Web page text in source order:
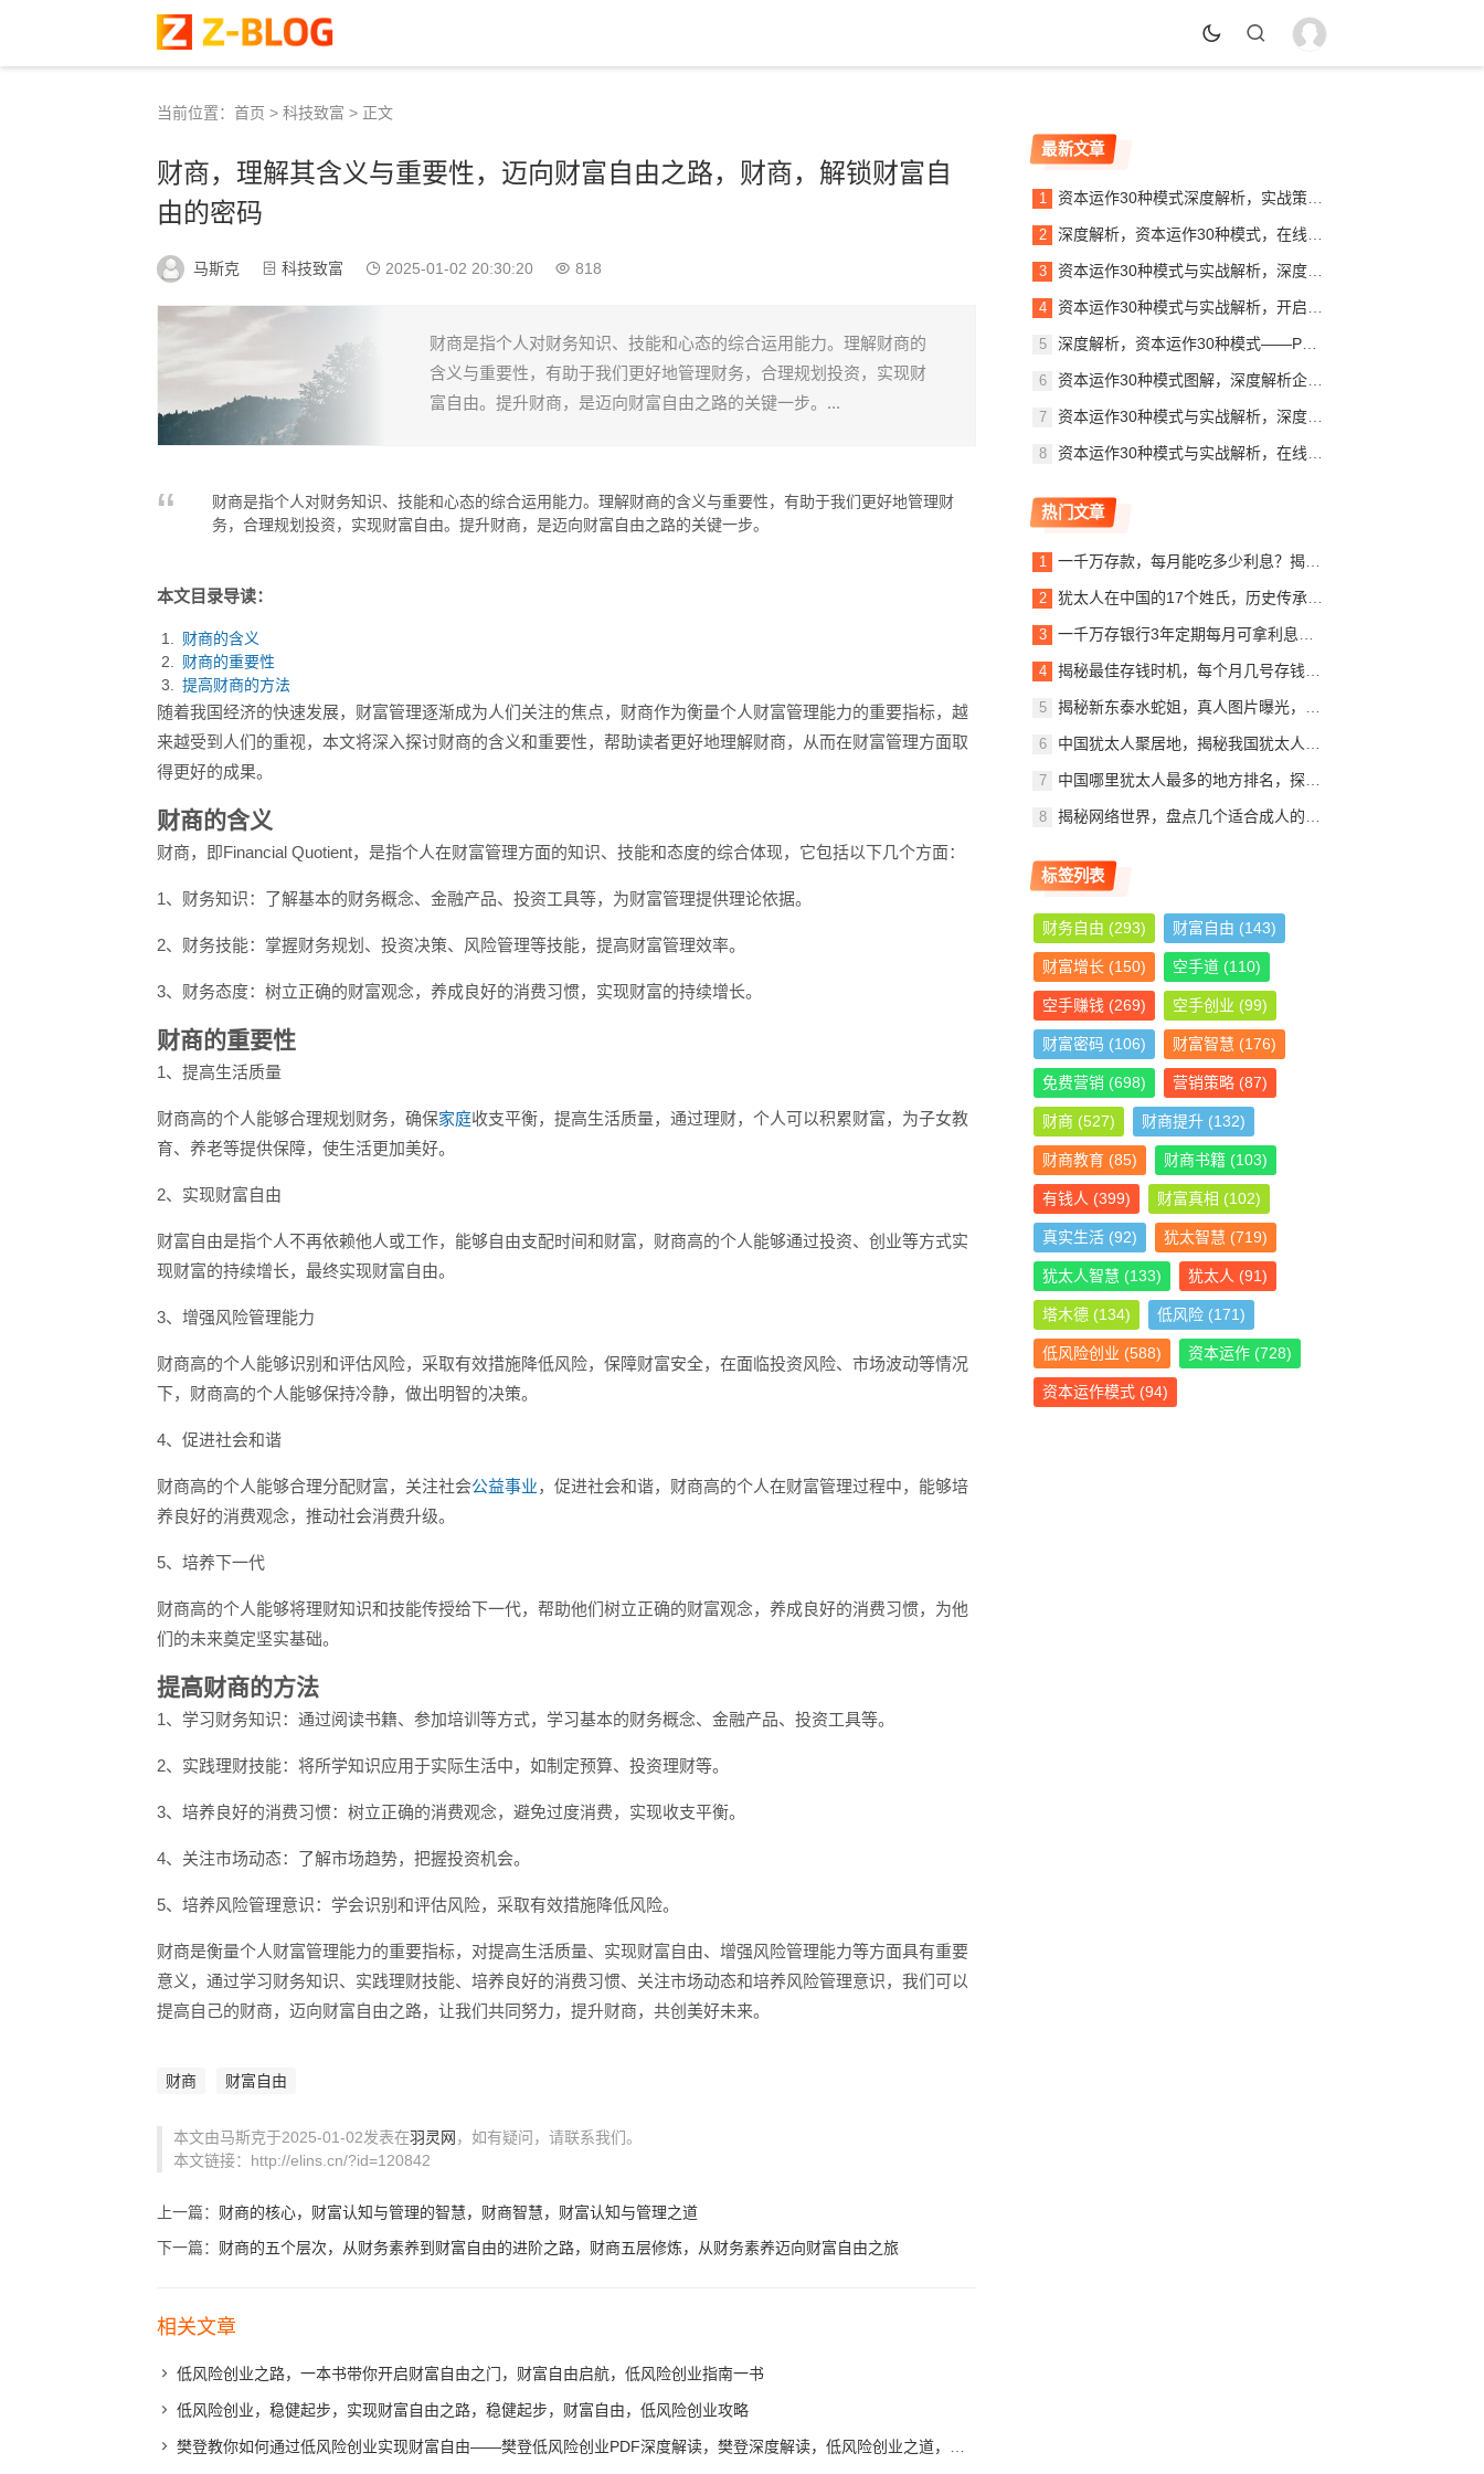
当前位置： 首页 > 科技致富 > 正文
财商，理解其含义与重要性，迈向财富自由之路，财商，解锁财富自
由的密码
马斯克 科技致富 2025-01-02 20:30:20 818
财商是指个人对财务知识、技能和心态的综合运用能力。理解财商的
含义与重要性，有助于我们更好地管理财务，合理规划投资，实现财
富自由。提升财商，是迈向财富自由之路的关键一步。...
财商是指个人对财务知识、技能和心态的综合运用能力。理解财商的含义与重要性，有助于我们更好地管理财
务，合理规划投资，实现财富自由。提升财商，是迈向财富自由之路的关键一步。
本文目录导读：
财商的含义
财商的重要性
提高财商的方法
随着我国经济的快速发展，财富管理逐渐成为人们关注的焦点，财商作为衡量个人财富管理能力的重要指标，越
来越受到人们的重视，本文将深入探讨财商的含义和重要性，帮助读者更好地理解财商，从而在财富管理方面取
得更好的成果。
财商的含义
财商，即Financial Quotient，是指个人在财富管理方面的知识、技能和态度的综合体现，它包括以下几个方面：
1、财务知识：了解基本的财务概念、金融产品、投资工具等，为财富管理提供理论依据。
2、财务技能：掌握财务规划、投资决策、风险管理等技能，提高财富管理效率。
3、财务态度：树立正确的财富观念，养成良好的消费习惯，实现财富的持续增长。
财商的重要性
1、提高生活质量
财商高的个人能够合理规划财务，确保家庭收支平衡，提高生活质量，通过理财，个人可以积累财富，为子女教
育、养老等提供保障，使生活更加美好。
2、实现财富自由
财富自由是指个人不再依赖他人或工作，能够自由支配时间和财富，财商高的个人能够通过投资、创业等方式实
现财富的持续增长，最终实现财富自由。
3、增强风险管理能力
财商高的个人能够识别和评估风险，采取有效措施降低风险，保障财富安全，在面临投资风险、市场波动等情况
下，财商高的个人能够保持冷静，做出明智的决策。
4、促进社会和谐
财商高的个人能够合理分配财富，关注社会公益事业，促进社会和谐，财商高的个人在财富管理过程中，能够培
养良好的消费观念，推动社会消费升级。
5、培养下一代
财商高的个人能够将理财知识和技能传授给下一代，帮助他们树立正确的财富观念，养成良好的消费习惯，为他
们的未来奠定坚实基础。
提高财商的方法
1、学习财务知识：通过阅读书籍、参加培训等方式，学习基本的财务概念、金融产品、投资工具等。
2、实践理财技能：将所学知识应用于实际生活中，如制定预算、投资理财等。
3、培养良好的消费习惯：树立正确的消费观念，避免过度消费，实现收支平衡。
4、关注市场动态：了解市场趋势，把握投资机会。
5、培养风险管理意识：学会识别和评估风险，采取有效措施降低风险。
财商是衡量个人财富管理能力的重要指标，对提高生活质量、实现财富自由、增强风险管理能力等方面具有重要
意义，通过学习财务知识、实践理财技能、培养良好的消费习惯、关注市场动态和培养风险管理意识，我们可以
提高自己的财商，迈向财富自由之路，让我们共同努力，提升财商，共创美好未来。
财商 财富自由
本文由马斯克于2025-01-02发表在羽灵网 ，如有疑问，请联系我们。
本文链接：http://elins.cn/?id=120842
上一篇： 财商的核心，财富认知与管理的智慧，财商智慧，财富认知与管理之道
下一篇： 财商的五个层次，从财务素养到财富自由的进阶之路，财商五层修炼，从财务素养迈向财富自由之旅
相关文章
低风险创业之路，一本书带你开启财富自由之门，财富自由启航，低风险创业指南一书
低风险创业，稳健起步，实现财富自由之路，稳健起步，财富自由，低风险创业攻略
樊登教你如何通过低风险创业实现财富自由——樊登低风险创业PDF深度解读，樊登深度解读，低风险创业之道，迈向财富自由的秘诀
最新文章
资本运作30种模式深度解析，实战策略与案例分析，资本运作30大模式揭秘，实战策略与案例精析
深度解析，资本运作30种模式，在线阅读指南助力企业腾飞，揭秘资本奥秘，30种资本运作模式深度解析指南
资本运作30种模式与实战解析，深度解读PDF秘籍，助你掌握财富增长之道，揭秘资本运作30大模式，实战解析PDF秘籍，财富增长之道全解析
资本运作30种模式与实战解析，开启财富之门，资本运作30大策略揭秘，实战解析，开启你的财富之门
深度解析，资本运作30种模式——PDF免费下载指南，揭秘资本运作30大模式，免费PDF下载指南
资本运作30种模式图解，深度解析企业财富增值的秘密武器，解码企业财富增值，资本运作30种模式深度解析图解
资本运作30种模式与实战解析，深度解读商业资本的奥秘，揭秘资本奥秘，30种资本运作模式实战解析
资本运作30种模式与实战解析，在线阅读，掌握财富密码！，揭秘财富密码，资本运作30种模式深度解析
热门文章
一千万存款，每月能吃多少利息？揭秘银行利息收入背后的秘密
犹太人在中国的17个姓氏，历史传承与文化交融，犹太人在中国的姓氏传承与文化交融概览
一千万存银行3年定期每月可拿利息多少？详解定期存款收益计算
揭秘最佳存钱时机，每个月几号存钱最划算？
揭秘新东泰水蛇姐，真人图片曝光，美貌与实力并存
中国犹太人聚居地，揭秘我国犹太人最多的城市，中国犹太人聚居地探秘，揭秘我国犹太人口最多的城市
中国哪里犹太人最多的地方排名，探寻东方的以色列社区，东方犹太人聚集地，中国犹太人数量最多地区揭秘
揭秘网络世界，盘点几个适合成人的优质网站推荐
标签列表
财务自由 (293) 财富自由 (143)
财富增长 (150) 空手道 (110)
空手赚钱 (269) 空手创业 (99)
财富密码 (106) 财富智慧 (176)
免费营销 (698) 营销策略 (87)
财商 (527) 财商提升 (132)
财商教育 (85) 财商书籍 (103)
有钱人 (399) 财富真相 (102)
真实生活 (92) 犹太智慧 (719)
犹太人智慧 (133) 犹太人 (91)
塔木德 (134) 低风险 (171)
低风险创业 (588) 资本运作 (728)
资本运作模式 (94)